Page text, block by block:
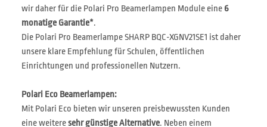
wir daher für die Polari Pro Beamerlampen Module eine 6
monatige Garantie*.
Die Polari Pro Beamerlampe SHARP BQC-XGNV21SE1 ist daher
unsere klare Empfehlung für Schulen, öffentlichen
Einrichtungen und professionellen Nutzern.
Polari Eco Beamerlampen:
Mit Polari Eco bieten wir unseren preisbewussten Kunden
eine weiteresehr günstige Alternative. Neben einem